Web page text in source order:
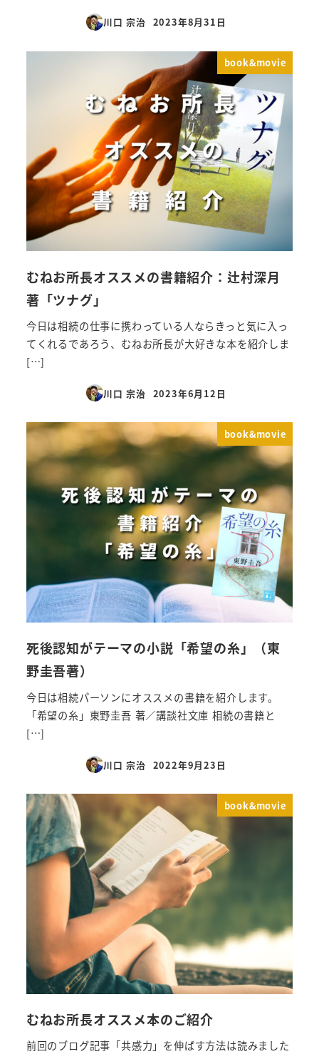
川口 宗治
投稿日
2023年8月31日
book&movie
むねお所長オススメの書籍紹介：辻村深月
著「ツナグ」
今日は相続の仕事に携わっている人ならきっと気に入っ
てくれるであろう、むねお所長が大好きな本を紹介しま
[…]
川口 宗治
投稿日
2023年6月12日
book&movie
死後認知がテーマの小説「希望の糸」（東
野圭吾著）
今日は相続パーソンにオススメの書籍を紹介します。
「希望の糸」東野圭吾 著／講談社文庫 相続の書籍と
[…]
川口 宗治
投稿日
2022年9月23日
book&movie
むねお所長オススメ本のご紹介
前回のブログ記事「共感力」を伸ばす方法は読みました